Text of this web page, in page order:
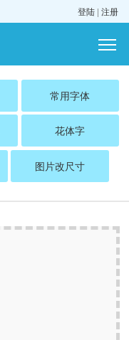
登陆 | 注册
常用字体
花体字
图片改尺寸